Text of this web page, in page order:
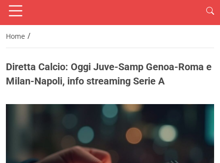
Home /
Diretta Calcio: Oggi Juve-Samp Genoa-Roma e
Milan-Napoli, info streaming Serie A